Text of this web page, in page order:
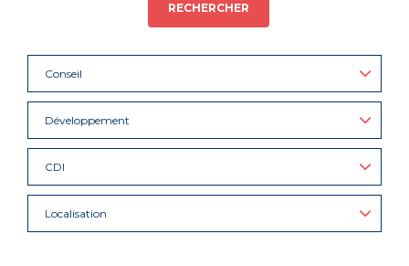
RECHERCHER
Conseil
Développement
CDI
Localisation